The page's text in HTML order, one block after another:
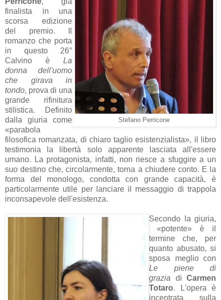
Stefano Perricone
finalista in una
scorsa edizione
del premio. Il
romanzo che porta
in questo 26°
Calvino è La
donna dell'uomo
che girava in
tondo, prova di una
grande rifinitura
stilistica. Definito
dalla giuria come
«parabola
filosofica romanzata, di chiaro taglio esistenzialista», il libro
testimonia la libertà solo apparente lasciata all'essere
umano. La protagonista, infatti, non riesce a sfuggire a un
suo destino che, circolarmente, torna a chiudere conto. E la
forma del monologo, condotta con grande capacità, è
particolarmente utile per lanciare il messaggio di trappola
inconsapevole dell'esistenza.
Secondo la giuria,
«potente» è il
termine che, per
quanto abusato, si
sposa meglio con
Le piene di
grazia di Carmen
Totaro. L'opera è
incentrata sulla